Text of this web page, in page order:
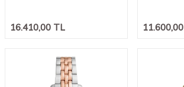
16.410,00 TL 11.600,00